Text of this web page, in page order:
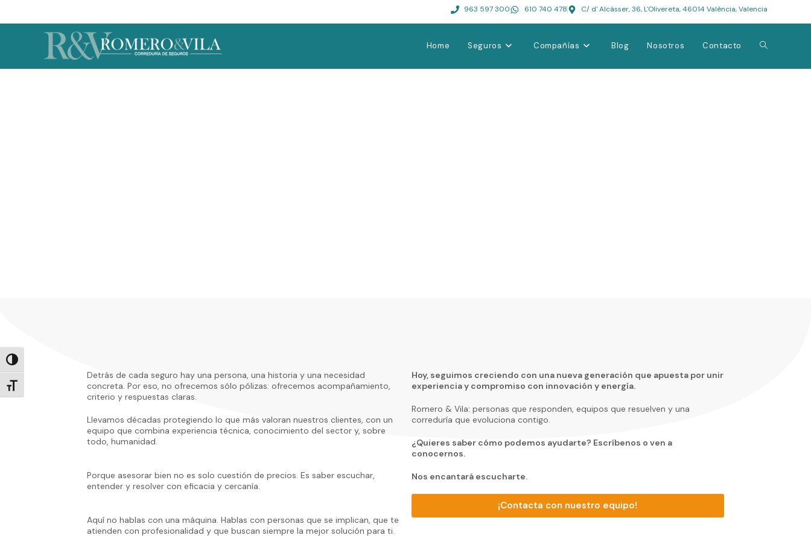
Alternar alto contraste
Alternar tamaño de letra
963 597 300 610 740 478 C/ d' Alcàsser, 36, L'Olivereta, 46014 València, Valencia
Home Seguros Compañías Blog Nosotros Contacto
Detrás de cada seguro hay una persona, una historia y una necesidad
concreta. Por eso, no ofrecemos sólo pólizas: ofrecemos acompañamiento,
criterio y respuestas claras.
Llevamos décadas protegiendo lo que más valoran nuestros clientes, con un
equipo que combina experiencia técnica, conocimiento del sector y, sobre
todo, humanidad.
Porque asesorar bien no es solo cuestión de precios. Es saber escuchar,
entender y resolver con eficacia y cercanía.
Aquí no hablas con una máquina. Hablas con personas que se implican, que te
atienden con profesionalidad y que buscan siempre la mejor solución para ti.
Hoy, seguimos creciendo con una nueva generación que apuesta por unir
experiencia y compromiso con innovación y energía.
Romero & Vila: personas que responden, equipos que resuelven y una
correduría que evoluciona contigo.
¿Quieres saber cómo podemos ayudarte? Escríbenos o ven a
conocernos.
Nos encantará escucharte.
¡Contacta con nuestro equipo!